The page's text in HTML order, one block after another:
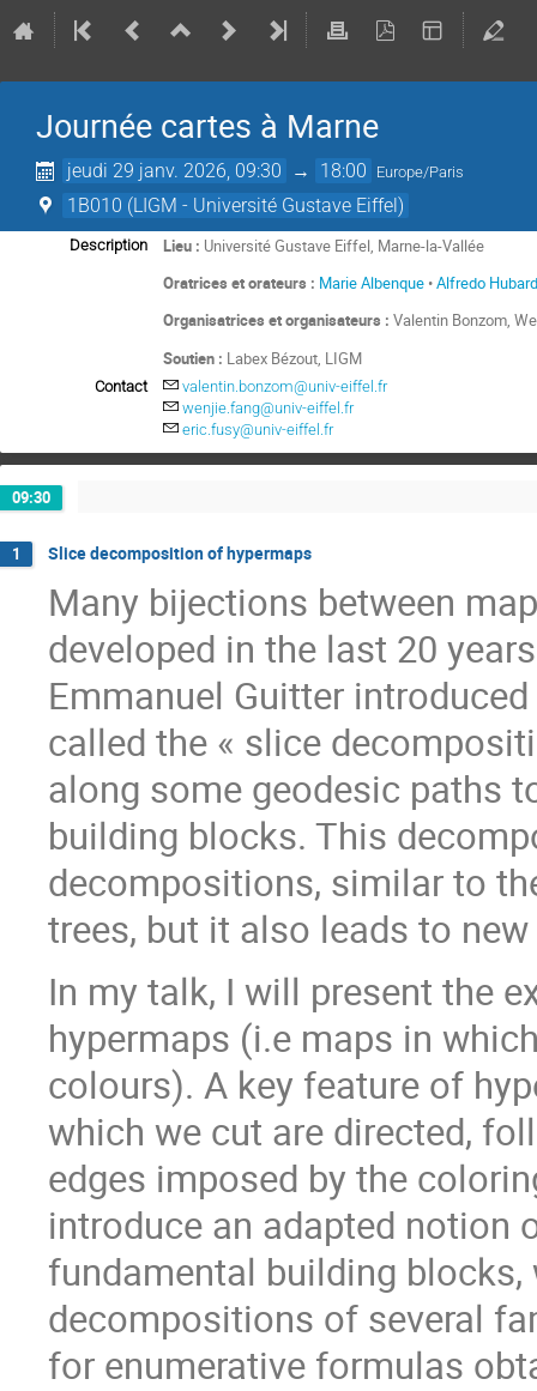
Journée cartes à Marne
jeudi 29 janv. 2026, 09:30 → 18:00 Europe/Paris
1B010 (LIGM - Université Gustave Eiffel)
Description Lieu : Université Gustave Eiffel, Marne-la-Vallée
Oratrices et orateurs : Marie Albenque •Alfredo
Organisatrices et organisateurs : Valentin Bonzom,
Soutien : Labex Bézout, LIGM
Contact
valentin.bonzom@univ-eiffel.fr
wenjie.fang@univ-eiffel.fr
eric.fusy@univ-eiffel.fr
09:30
1 Slice decomposition of hypermaps
Many bijections between
developed in the last 20
Emmanuel Guitter
called the « slice
along some geodesic paths
building blocks. This
decompositions, similar to
trees, but it also leads to
In my talk, I will present the
hypermaps (i.e maps in
colours). A key feature of
which we cut are directed,
edges imposed by the
introduce an adapted notion
fundamental building
decompositions of several
for enumerative formulas